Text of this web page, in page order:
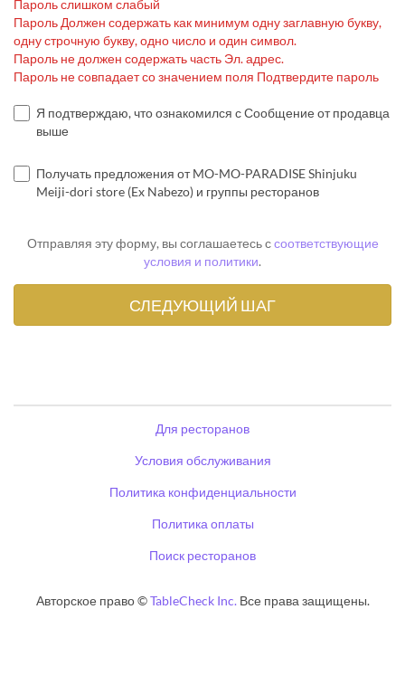
Пароль слишком слабый
Пароль Должен содержать как минимум одну заглавную букву,
одну строчную букву, одно число и один символ.
Пароль не должен содержать часть Эл. адрес.
Пароль не совпадает со значением поля Подтвердите пароль
Я подтверждаю, что ознакомился с Сообщение от продавца
выше
Получать предложения от MO-MO-PARADISE Shinjuku
Meiji-dori store (Ex Nabezo) и группы ресторанов
Отправляя эту форму, вы соглашаетесь ссоответствующие
условия и политики.
Для ресторанов
Условия обслуживания
Политика конфиденциальности
Политика оплаты
Поиск ресторанов
Авторское право ©TableCheck Inc.Все права защищены.